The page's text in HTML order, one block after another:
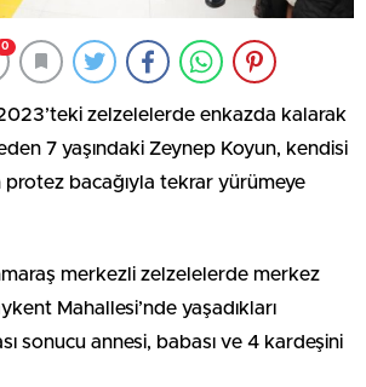
0
zelzelelerde enkazda kalarak
7 yaşındaki Zeynep Koyun, kendisi
protez bacağıyla tekrar yürümeye
merkezli zelzelelerde merkez
Mahallesi’nde yaşadıkları
sonucu annesi, babası ve 4 kardeşini